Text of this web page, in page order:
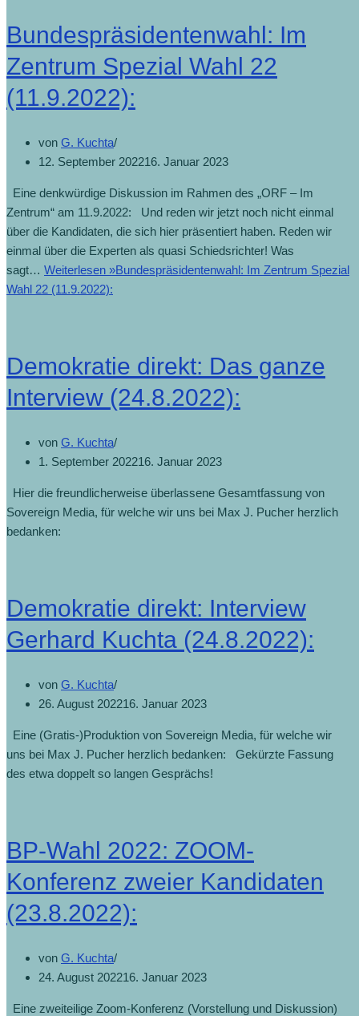
Bundespräsidentenwahl: Im
Zentrum Spezial Wahl 22
(11.9.2022):
von G. Kuchta
12. September 202216. Januar 2023
Eine denkwürdige Diskussion im Rahmen des „ORF – Im
Zentrum“ am 11.9.2022: Und reden wir jetzt noch nicht einmal
über die Kandidaten, die sich hier präsentiert haben. Reden wir
einmal über die Experten als quasi Schiedsrichter! Was
sagt… Weiterlesen »Bundespräsidentenwahl: Im Zentrum Spezial
Wahl 22 (11.9.2022):
Demokratie direkt: Das ganze
Interview (24.8.2022):
von G. Kuchta
1. September 202216. Januar 2023
Hier die freundlicherweise überlassene Gesamtfassung von
Sovereign Media, für welche wir uns bei Max J. Pucher herzlich
bedanken:
Demokratie direkt: Interview
Gerhard Kuchta (24.8.2022):
von G. Kuchta
26. August 202216. Januar 2023
Eine (Gratis-)Produktion von Sovereign Media, für welche wir
uns bei Max J. Pucher herzlich bedanken: Gekürzte Fassung
des etwa doppelt so langen Gesprächs!
BP-Wahl 2022: ZOOM-
Konferenz zweier Kandidaten
(23.8.2022):
von G. Kuchta
24. August 202216. Januar 2023
Eine zweiteilige Zoom-Konferenz (Vorstellung und Diskussion)